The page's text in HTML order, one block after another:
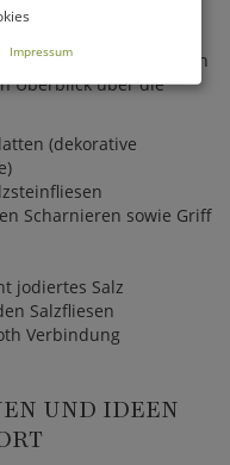
und
Wellnesslösungen
Überblick über die
(dekorative
Scharnieren sowie Griff
jodiertes Salz
Salzfliesen
Verbindung
UND IDEEN
Impressum